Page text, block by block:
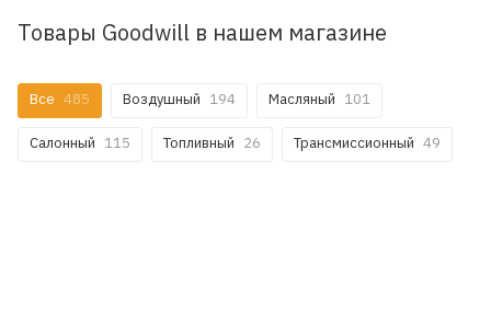
Товары Goodwill в нашем магазине
Все 485 Воздушный 194 Масляный 101
Салонный 115 Топливный 26 Трансмиссионный 49